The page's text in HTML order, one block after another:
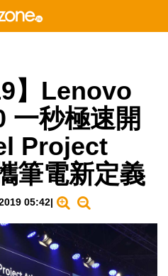
】Lenovo
一秒極速開
Project
筆電新定義
05:42|